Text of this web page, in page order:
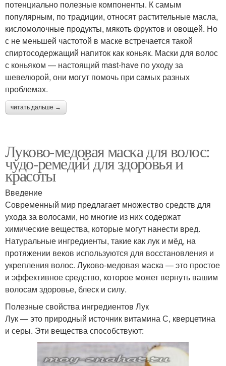
потенциально полезные компоненты. К самым
популярным, по традиции, относят растительные масла,
кисломолочные продукты, мякоть фруктов и овощей. Но
с не меньшей частотой в маске встречается такой
спиртосодержащий напиток как коньяк. Маски для волос
с коньяком — настоящий mast-have по уходу за
шевелюрой, они могут помочь при самых разных
проблемах.
читать дальше →
Луково-медовая маска для волос:
чудо-ремедий для здоровья и
красоты
Введение
Современный мир предлагает множество средств для
ухода за волосами, но многие из них содержат
химические вещества, которые могут нанести вред.
Натуральные ингредиенты, такие как лук и мёд, на
протяжении веков используются для восстановления и
укрепления волос. Луково-медовая маска — это простое
и эффективное средство, которое может вернуть вашим
волосам здоровье, блеск и силу.
Полезные свойства ингредиентов Лук
Лук — это природный источник витамина С, кверцетина
и серы. Эти вещества способствуют: